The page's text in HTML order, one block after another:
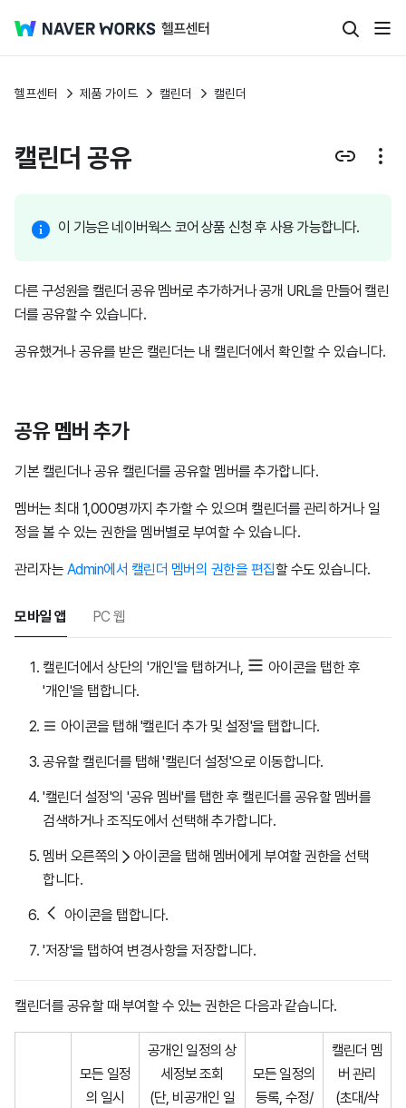
헬프센터 제품 가이드 캘린더 캘린더
캘린더 공유
이 기능은 네이버웍스 코어 상품 신청 후 사용 가능합니다.
다른 구성원을 캘린더 공유 멤버로 추가하거나 공개 URL을 만들어 캘린
더를 공유할 수 있습니다.
공유했거나 공유를 받은 캘린더는 내 캘린더에서 확인할 수 있습니다.
공유 멤버 추가
기본 캘린더나 공유 캘린더를 공유할 멤버를 추가합니다.
멤버는 최대 1,000명까지 추가할 수 있으며 캘린더를 관리하거나 일
정을 볼 수 있는 권한을 멤버별로 부여할 수 있습니다.
관리자는 Admin에서 캘린더 멤버의 권한을 편집할 수도 있습니다.
모바일 앱 PC 웹
캘린더에서 상단의 '개인'을 탭하거나,
아이콘을 탭한 후
'개인'을 탭합니다.
아이콘을 탭해 '캘린더 추가 및 설정'을 탭합니다.
공유할 캘린더를 탭해 '캘린더 설정'으로 이동합니다.
'캘린더 설정'의 '공유 멤버'를 탭한 후 캘린더를 공유할 멤버를
검색하거나 조직도에서 선택해 추가합니다.
멤버 오른쪽의
아이콘을 탭해 멤버에게 부여할 권한을 선택
합니다.
아이콘을 탭합니다.
'저장'을 탭하여 변경사항을 저장합니다.
캘린더를 공유할 때 부여할 수 있는 권한은 다음과 같습니다.
모든 일정
의 일시
공개인 일정의 상
세정보 조회
(단, 비공개인 일
모든 일정의
등록, 수정/
캘린더 멤
버 관리
(초대/삭